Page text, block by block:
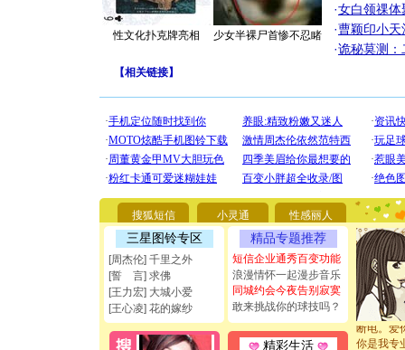
性文化扑克牌亮相 少女半裸尸首惨不忍睹
·女白领祼体
·曹颖印小天
·诡秘莫测：
【相关链接】
搜狐短信 小灵通 性感丽人
三星图铃专区
[周杰伦] 千里之外
[誓 言] 求佛
[王力宏] 大城小爱
[王心凌] 花的嫁纱
精品专题推荐
短信企业通秀百变功能
浪漫情怀一起漫步音乐
同城约会今夜告别寂寞
敢来挑战你的球技吗？
精彩生活
[圣诞节]
你太多，
要平安
[圣诞节]
能正大光
都要快乐
[圣诞节]
如意,快
[元旦]看
断电。爱
你是我专